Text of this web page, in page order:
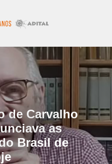
de Carvalho
as
Brasil de